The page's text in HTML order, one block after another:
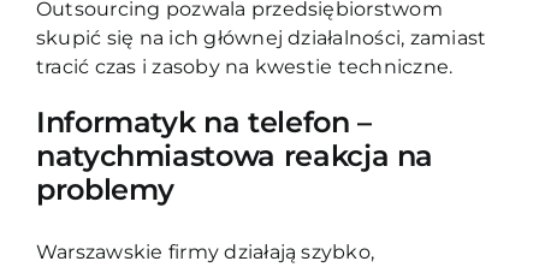
Outsourcing pozwala przedsiębiorstwom
skupić się na ich głównej działalności, zamiast
tracić czas i zasoby na kwestie techniczne.
Informatyk na telefon –
natychmiastowa reakcja na
problemy
Warszawskie firmy działają szybko,